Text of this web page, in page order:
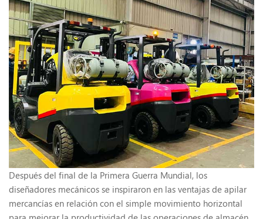
Después del final de la Primera Guerra Mundial, los
diseñadores mecánicos se inspiraron en las ventajas de apilar
mercancías en relación con el simple movimiento horizontal